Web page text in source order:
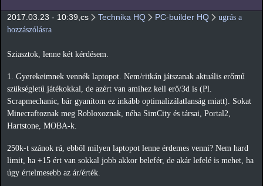
2017.03.23 - 10:39,cs Technika HQ PC-builder HQ
ugrás a
hozzászólásra
Sziasztok, lenne két kérdésem.
1. Gyerekeimnek vennék laptopot. Nem/ritkán játszanak aktuális erőmű
szükségletű játékokkal, de azért van amihez kell erő/3d is (Pl.
Scrapmechanic, bár gyanítom ez inkább optimalizálatlanság miatt). Sokat
Minecraftoznak meg Robloxoznak, néha SimCity és társai, Portal2,
Hartstone, MOBA-k.
250k-t szánok rá, ebből milyen laptopot lenne érdemes venni? Nem hard
limit, ha +15 ért van sokkal jobb akkor belefér, de akár lefelé is mehet, ha
úgy értelmesebb az ár/érték.